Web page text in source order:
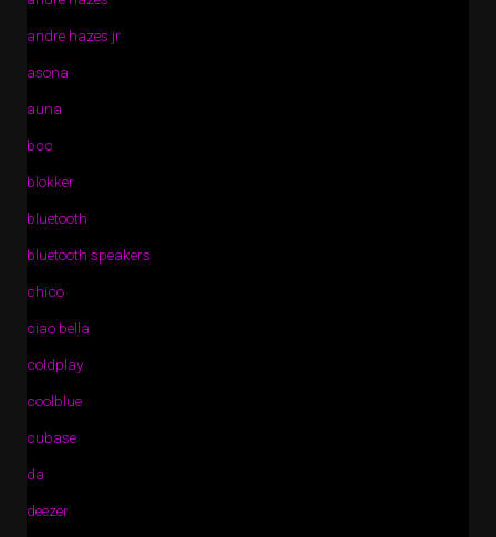
andre hazes jr
asona
auna
bcc
blokker
bluetooth
bluetooth speakers
chico
ciao bella
coldplay
coolblue
cubase
da
deezer